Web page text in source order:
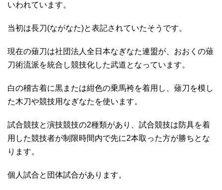
いわれています。
当初は長刀(ながなた)と表記されていたそうです。
現在の薙刀は社団法人全日本なぎなた連盟が、おおくの薙
刀術流派を統合し競技化した武道となっています。
白の稽古着に黒または紺色の乗馬袴を着用し、薙刀を模し
た木刀や競技用なぎなたを使います。
試合競技と演技競技の2種類があり、試合競技は防具を着
用した競技者が制限時間内で先に2本取った方が勝ちとな
ります。
個人試合と団体試合があります。